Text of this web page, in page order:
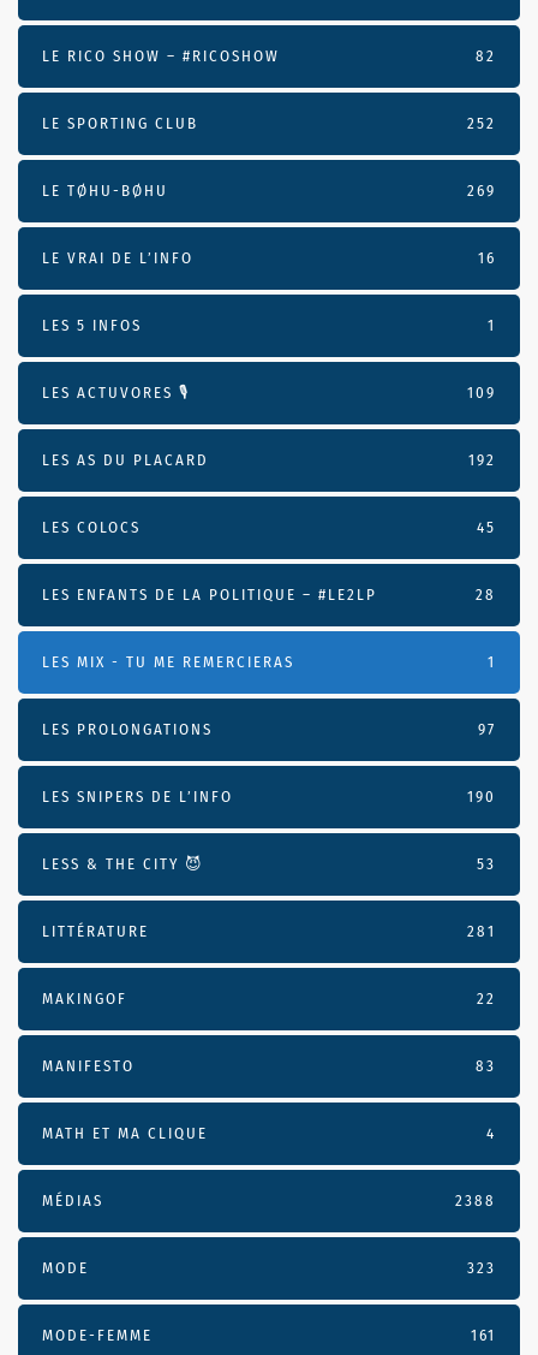
LE RICO SHOW – #RICOSHOW 82
LE SPORTING CLUB 252
LE TØHU-BØHU 269
LE VRAI DE L’INFO 16
LES 5 INFOS 1
LES ACTUVORES 🎙 109
LES AS DU PLACARD 192
LES COLOCS 45
LES ENFANTS DE LA POLITIQUE – #LE2LP 28
LES MIX - TU ME REMERCIERAS 1
LES PROLONGATIONS 97
LES SNIPERS DE L’INFO 190
LESS & THE CITY 😈 53
LITTÉRATURE 281
MAKINGOF 22
MANIFESTO 83
MATH ET MA CLIQUE 4
MÉDIAS 2388
MODE 323
MODE-FEMME 161